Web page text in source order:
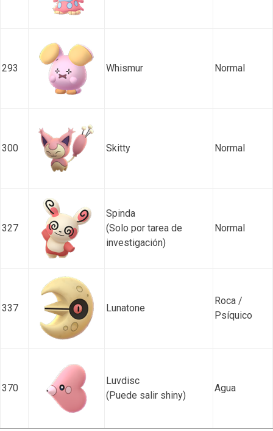
293 Whismur Normal
300 Skitty Normal
327
Spinda
(Solo por tarea de
investigación)
Normal
337 Lunatone
Roca /
Psíquico
370
Luvdisc
(Puede salir shiny)
Agua